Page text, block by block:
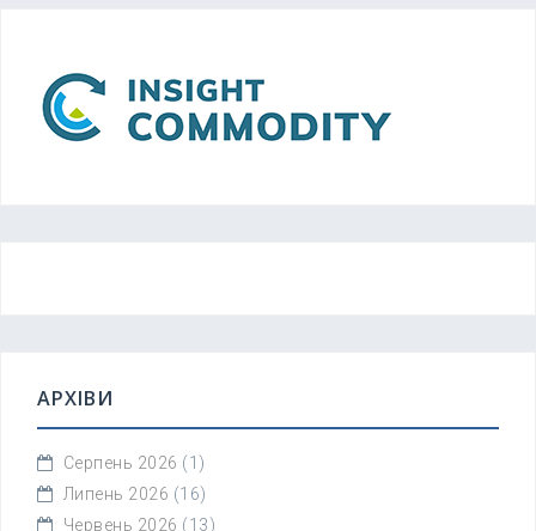
АРХІВИ
Серпень 2026 (1)
Липень 2026 (16)
Червень 2026 (13)